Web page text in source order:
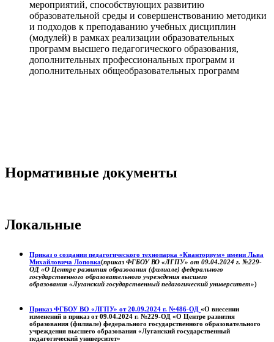
мероприятий, способствующих развитию
образовательной среды и совершенствованию методики
и подходов к преподаванию учебных дисциплин
(модулей) в рамках реализации образовательных
программ высшего педагогического образования,
дополнительных профессиональных программ и
дополнительных общеобразовательных программ
Нормативные документы
Локальные
Приказ о создании педагогического технопарка «Кванториум» имени Льва
Михайловича Лоповка(приказ ФГБОУ ВО «ЛГПУ» от 09.04.2024 г. №229-
ОД «О Центре развития образования (филиале) федерального
государственного образовательного учреждения высшего
образования «Луганский государственный педагогический университет»)
Приказ ФГБОУ ВО «ЛГПУ» от 20.09.2024 г. №486-ОД «О внесении
изменений в приказ от 09.04.2024 г. №229-ОД «О Центре развития
образования (филиале) федерального государственного образовательного
учреждения высшего образования «Луганский государственный
педагогический университет»